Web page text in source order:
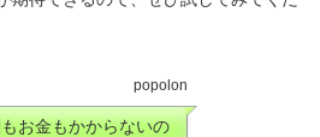
popolon
お金もかからないの